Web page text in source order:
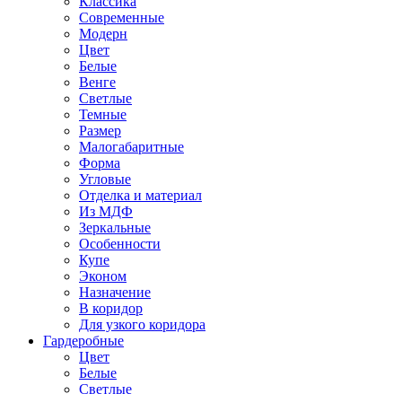
Современные
Модерн
Цвет
Белые
Венге
Светлые
Темные
Размер
Малогабаритные
Форма
Угловые
Отделка и материал
Из МДФ
Зеркальные
Особенности
Купе
Эконом
Назначение
В коридор
Для узкого коридора
Гардеробные
Цвет
Белые
Светлые